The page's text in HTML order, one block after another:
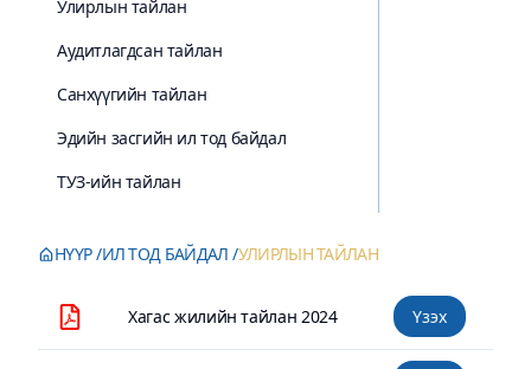
Улирлын тайлан
Аудитлагдсан тайлан
Санхүүгийн тайлан
Эдийн засгийн ил тод байдал
ТУЗ-ийн тайлан
НҮҮР ИЛ ТОД БАЙДАЛ УЛИРЛЫН ТАЙЛАН
Хагас жилийн тайлан 2024 Үзэх